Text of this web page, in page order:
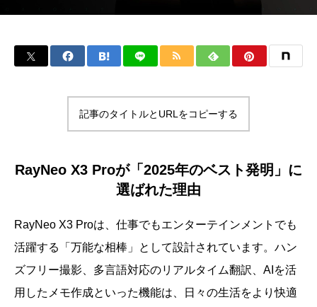
記事のタイトルとURLをコピーする
RayNeo X3 Proが「2025年のベスト発明」に
選ばれた理由
RayNeo X3 Proは、仕事でもエンターテインメントでも
活躍する「万能な相棒」として設計されています。ハン
ズフリー撮影、多言語対応のリアルタイム翻訳、AIを活
用したメモ作成といった機能は、日々の生活をより快適